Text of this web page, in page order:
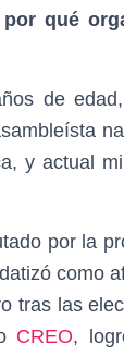
qué
de
y actual
por la
como
tras las
CREO,